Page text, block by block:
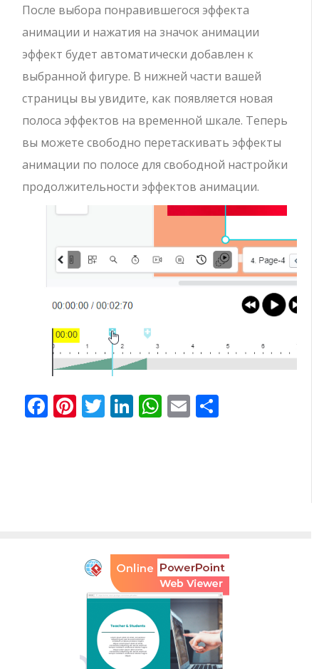
После выбора понравившегося эффекта
анимации и нажатия на значок анимации
эффект будет автоматически добавлен к
выбранной фигуре. В нижней части вашей
страницы вы увидите, как появляется новая
полоса эффектов на временной шкале. Теперь
вы можете свободно перетаскивать эффекты
анимации по полосе для свободной настройки
продолжительности эффектов анимации.
Facebook
Pinterest
Twitter
LinkedIn
WhatsApp
Email